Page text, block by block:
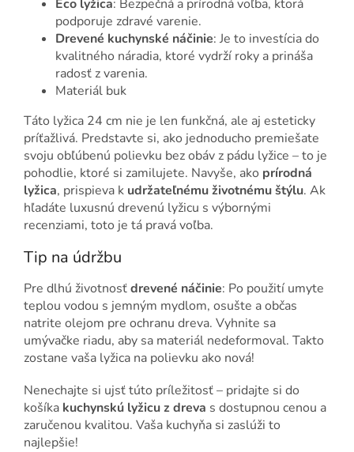
Eco lyžica: Bezpečná a prírodná voľba, ktorá
podporuje zdravé varenie.
Drevené kuchynské náčinie: Je to investícia do
kvalitného náradia, ktoré vydrží roky a prináša
radosť z varenia.
Materiál buk
Táto lyžica 24 cm nie je len funkčná, ale aj esteticky
príťažlivá. Predstavte si, ako jednoducho premiešate
svoju obľúbenú polievku bez obáv z pádu lyžice – to je
pohodlie, ktoré si zamilujete. Navyše, ako prírodná
lyžica, prispieva k udržateľnému životnému štýlu. Ak
hľadáte luxusnú drevenú lyžicu s výbornými
recenziami, toto je tá pravá voľba.
Tip na údržbu
Pre dlhú životnosťdrevené náčinie: Po použití umyte
teplou vodou s jemným mydlom, osušte a občas
natrite olejom pre ochranu dreva. Vyhnite sa
umývačke riadu, aby sa materiál nedeformoval. Takto
zostane vaša lyžica na polievku ako nová!
Nenechajte si ujsť túto príležitosť – pridajte si do
košíka kuchynskú lyžicu z dreva s dostupnou cenou a
zaručenou kvalitou. Vaša kuchyňa si zaslúži to
najlepšie!